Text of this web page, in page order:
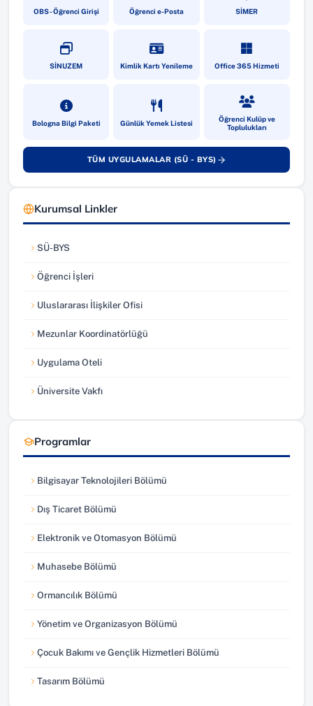
OBS - Öğrenci Girişi(yeni sekmede açılır)Öğrenci e-Posta(yeni sekmede açılır)SİMER(yeni sekmede
SİNUZEM(yeni sekmede açılır)Kimlik Kartı Yenileme(yeni sekmede açılır)Office 365 Hizmeti
(yeni sekmede
Bologna Bilgi Paketi(yeni sekmede açılır)Günlük Yemek Listesi(yeni sekmede açılır)Öğrenci Kulüp ve
Toplulukları
(yeni sekmede
TÜM UYGULAMALAR (SÜ - BYS)
(yeni sekmede açılır)
Kurumsal Linkler
SÜ-BYS
(yeni sekmede açılır)
Öğrenci İşleri
(yeni sekmede açılır)
Uluslararası İlişkiler Ofisi
(yeni sekmede açılır)
Mezunlar Koordinatörlüğü
(yeni sekmede açılır)
Uygulama Oteli
(yeni sekmede açılır)
Üniversite Vakfı
(yeni sekmede açılır)
Programlar
Bilgisayar Teknolojileri Bölümü
Dış Ticaret Bölümü
Elektronik ve Otomasyon Bölümü
Muhasebe Bölümü
Ormancılık Bölümü
Yönetim ve Organizasyon Bölümü
Çocuk Bakımı ve Gençlik Hizmetleri Bölümü
Tasarım Bölümü